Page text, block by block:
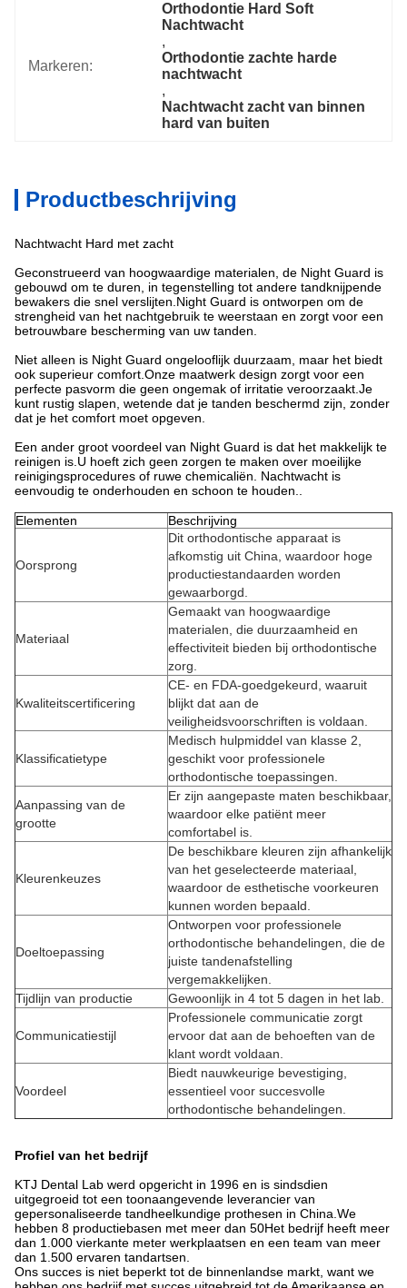
Markeren:
Orthodontie Hard Soft
Nachtwacht
,
Orthodontie zachte harde
nachtwacht
,
Nachtwacht zacht van binnen
hard van buiten
Productbeschrijving
Nachtwacht Hard met zacht
Geconstrueerd van hoogwaardige materialen, de Night Guard is
gebouwd om te duren, in tegenstelling tot andere tandknijpende
bewakers die snel verslijten.Night Guard is ontworpen om de
strengheid van het nachtgebruik te weerstaan en zorgt voor een
betrouwbare bescherming van uw tanden.
Niet alleen is Night Guard ongelooflijk duurzaam, maar het biedt
ook superieur comfort.Onze maatwerk design zorgt voor een
perfecte pasvorm die geen ongemak of irritatie veroorzaakt.Je
kunt rustig slapen, wetende dat je tanden beschermd zijn, zonder
dat je het comfort moet opgeven.
Een ander groot voordeel van Night Guard is dat het makkelijk te
reinigen is.U hoeft zich geen zorgen te maken over moeilijke
reinigingsprocedures of ruwe chemicaliën. Nachtwacht is
eenvoudig te onderhouden en schoon te houden..
Elementen Beschrijving
Oorsprong
Dit orthodontische apparaat is
afkomstig uit China, waardoor hoge
productiestandaarden worden
gewaarborgd.
Materiaal
Gemaakt van hoogwaardige
materialen, die duurzaamheid en
effectiviteit bieden bij orthodontische
zorg.
Kwaliteitscertificering
CE- en FDA-goedgekeurd, waaruit
blijkt dat aan de
veiligheidsvoorschriften is voldaan.
Klassificatietype
Medisch hulpmiddel van klasse 2,
geschikt voor professionele
orthodontische toepassingen.
Aanpassing van de
grootte
Er zijn aangepaste maten beschikbaar,
waardoor elke patiënt meer
comfortabel is.
Kleurenkeuzes
De beschikbare kleuren zijn afhankelijk
van het geselecteerde materiaal,
waardoor de esthetische voorkeuren
kunnen worden bepaald.
Doeltoepassing
Ontworpen voor professionele
orthodontische behandelingen, die de
juiste tandenafstelling
vergemakkelijken.
Tijdlijn van productie
Gewoonlijk in 4 tot 5 dagen in het lab.
Communicatiestijl
Professionele communicatie zorgt
ervoor dat aan de behoeften van de
klant wordt voldaan.
Voordeel
Biedt nauwkeurige bevestiging,
essentieel voor succesvolle
orthodontische behandelingen.
Profiel van het bedrijf
KTJ Dental Lab werd opgericht in 1996 en is sindsdien
uitgegroeid tot een toonaangevende leverancier van
gepersonaliseerde tandheelkundige prothesen in China.We
hebben 8 productiebasen met meer dan 50Het bedrijf heeft meer
dan 1.000 vierkante meter werkplaatsen en een team van meer
dan 1.500 ervaren tandartsen.
Ons succes is niet beperkt tot de binnenlandse markt, want we